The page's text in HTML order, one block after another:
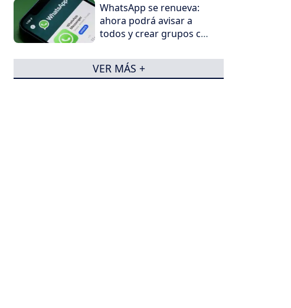
WhatsApp se renueva:
ahora podrá avisar a
todos y crear grupos con
VER MÁS +